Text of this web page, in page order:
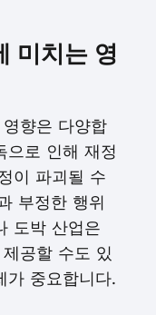
미치는 영
향은 다양합
으로 인해 재정
이 파괴될 수
부정한 행위
도박 산업은
공할 수도 있
가 중요합니다.